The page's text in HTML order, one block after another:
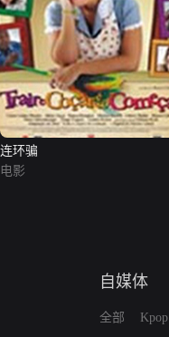
连环骗
电影
自媒体
全部 Kpop